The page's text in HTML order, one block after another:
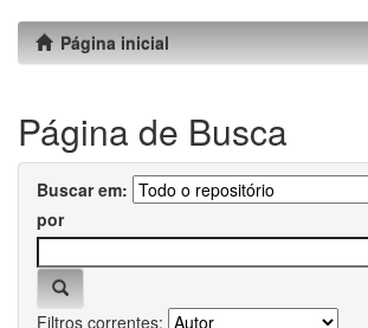
Página inicial
Página de Busca
Buscar em:
por
Filtros correntes: